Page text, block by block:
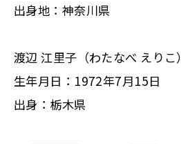
出身地：神奈川県
渡辺 江里子（わたなべ えりこ）
生年月日：1972年7月15日
出身：栃木県